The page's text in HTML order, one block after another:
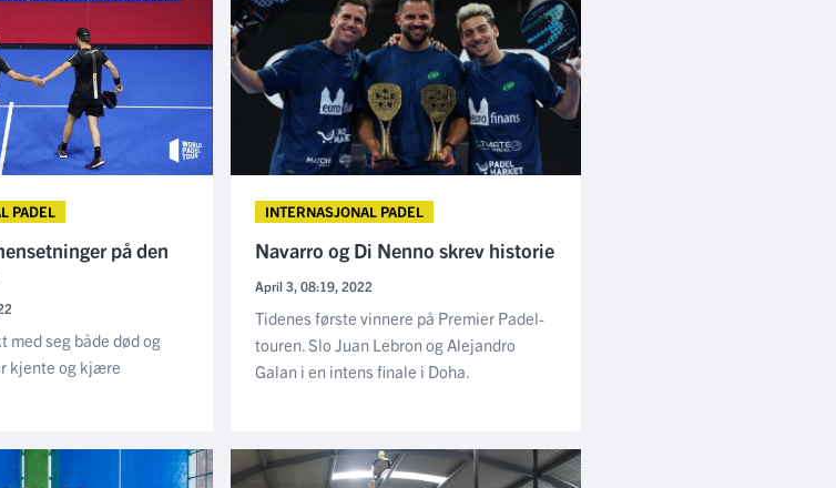
PADEL
på den
med seg både død og
kjente og kjære
INTERNASJONAL PADEL
Navarro og Di Nenno skrev historie
April 3, 08:19, 2022
Tidenes første vinnere på Premier Padel-
touren. Slo Juan Lebron og Alejandro
Galan i en intens finale i Doha.